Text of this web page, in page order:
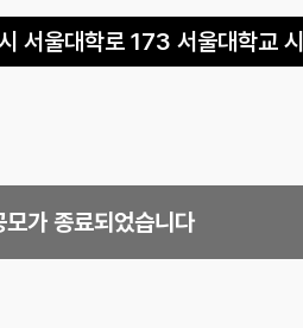
서울대학로 173 서울대학교
모가 종료되었습니다